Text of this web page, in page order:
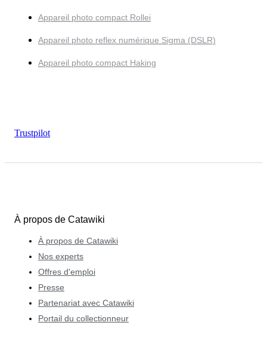
Appareil photo compact Rollei
Appareil photo reflex numérique Sigma (DSLR)
Appareil photo compact Haking
Trustpilot
À propos de Catawiki
À propos de Catawiki
Nos experts
Offres d'emploi
Presse
Partenariat avec Catawiki
Portail du collectionneur